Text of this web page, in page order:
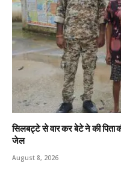
सिलबट्टे से वार कर बेटे ने की पिता
जेल
August 8, 2026